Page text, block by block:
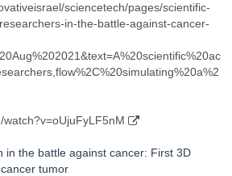
sciencetech/pages/scientific-
in-the-battle-against-cancer-
in the battle against cancer: First 3D
tumor